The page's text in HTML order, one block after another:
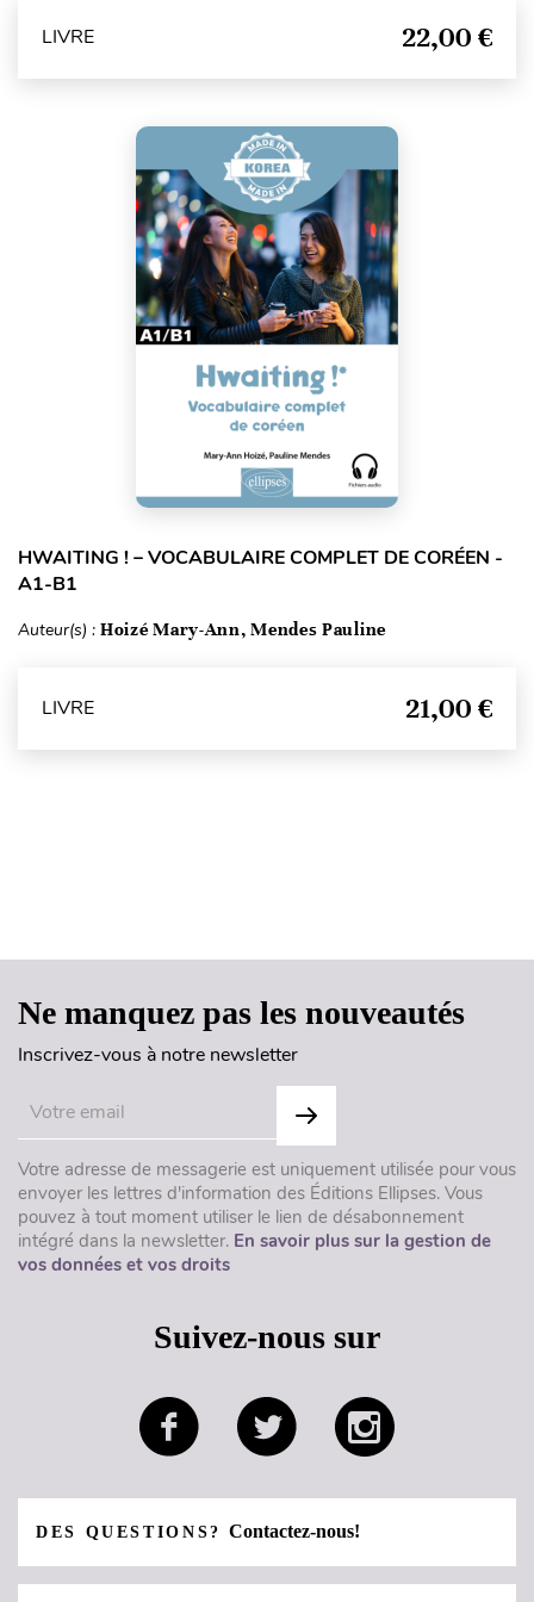
LIVRE 22,00 €
HWAITING ! – VOCABULAIRE COMPLET DE CORÉEN -
A1-B1
Auteur(s) : Hoizé Mary-Ann, Mendes Pauline
LIVRE 21,00 €
Ne manquez pas les nouveautés
Inscrivez-vous à notre newsletter
Votre adresse de messagerie est uniquement utilisée pour vous
envoyer les lettres d'information des Éditions Ellipses. Vous
pouvez à tout moment utiliser le lien de désabonnement
intégré dans la newsletter. En savoir plus sur la gestion de
vos données et vos droits
Suivez-nous sur
DES QUESTIONS?Contactez-nous!